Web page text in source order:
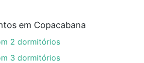
em Copacabana
2 dormitórios
3 dormitórios